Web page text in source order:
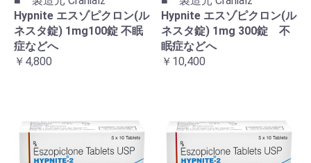
Hypnite エスゾピクロン(ル
ネスタ錠) 1mg100錠 不眠
症などへ
￥4,800
Hypnite エスゾピクロン(ル
ネスタ錠) 1mg 300錠 不
眠症などへ
￥10,400